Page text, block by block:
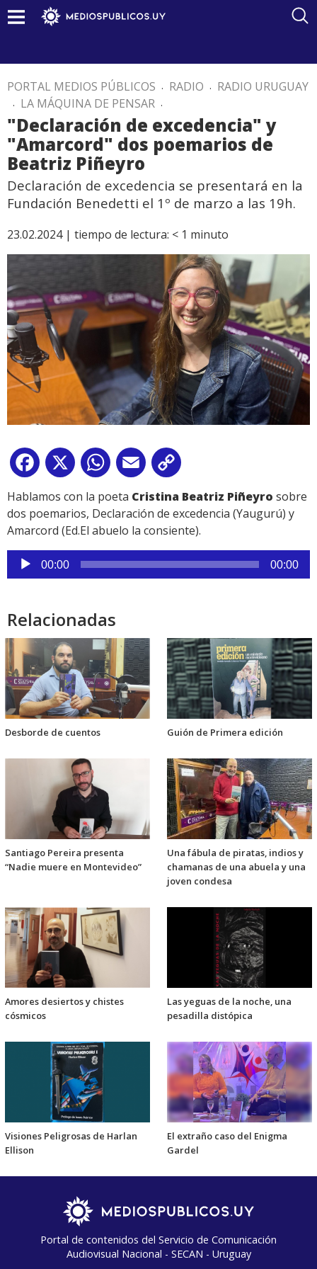
PORTAL MEDIOS PÚBLICOS . RADIO . RADIO URUGUAY
. LA MÁQUINA DE PENSAR .
"Declaración de excedencia" y
"Amarcord" dos poemarios de
Beatriz Piñeyro
Declaración de excedencia se presentará en la
Fundación Benedetti el 1º de marzo a las 19h.
23.02.2024 | tiempo de lectura: < 1 minuto
Facebook
X WhatsApp
Email
Link
Hablamos con la poeta Cristina Beatriz Piñeyro sobre
dos poemarios, Declaración de excedencia (Yaugurú) y
Amarcord (Ed.El abuelo la consiente).
Reproductor
de
00:00 00:00
Relacionadas
Desborde de cuentos Guión de Primera edición
Santiago Pereira presenta
“Nadie muere en Montevideo”
Una fábula de piratas, indios y
chamanas de una abuela y una
joven condesa
Amores desiertos y chistes
cósmicos
Las yeguas de la noche, una
pesadilla distópica
Visiones Peligrosas de Harlan
Ellison
El extraño caso del Enigma
Gardel
Portal de contenidos del Servicio de Comunicación
Audiovisual Nacional - SECAN - Uruguay